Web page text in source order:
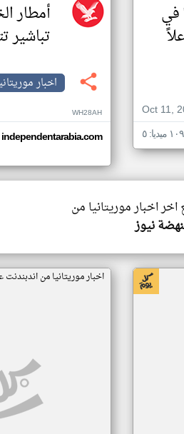
في
Oct 11,
أمطار
تباشير
اخبار
WH28AH
independentarabia.com
اخر اخبار موريتانيا من
نيوز
اخبار موريتانيا من اندبندنت